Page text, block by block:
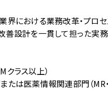
界における業務改革・プロ
善設計を一貫して担った実
ラス以上）
たは医薬情報関連部門（MR